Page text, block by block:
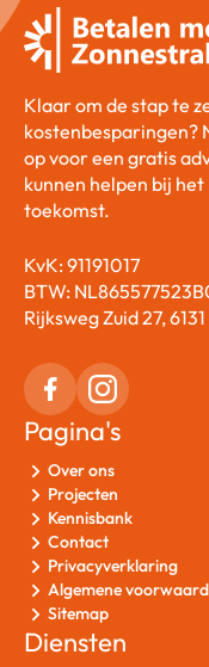
Klaar om de stap te
kostenbesparingen?
op voor een gratis
kunnen helpen bij
toekomst.
KvK: 91191017
BTW:
Rijksweg Zuid 27,
Pagina's
Over ons
Projecten
Kennisbank
Contact
Privacyverklaring
Algemene
Sitemap
Diensten